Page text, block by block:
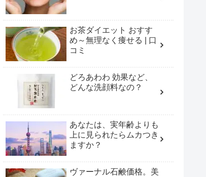
お茶ダイエット おすす
め～無理なく痩せる | 口
コミ
どろあわわ 効果など、
どんな洗顔料なの？
あなたは、実年齢よりも
上に見られたらムカつき
ますか？
ヴァーナル石鹸価格。美